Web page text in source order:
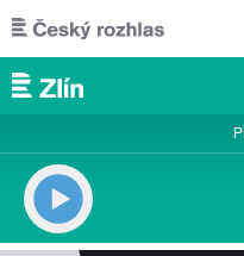
Přejít k hlavnímu obsahu